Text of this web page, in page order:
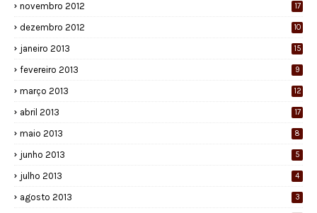
novembro 2012 17
dezembro 2012 10
janeiro 2013 15
fevereiro 2013 9
março 2013 12
abril 2013 17
maio 2013 8
junho 2013 5
julho 2013 4
agosto 2013 3